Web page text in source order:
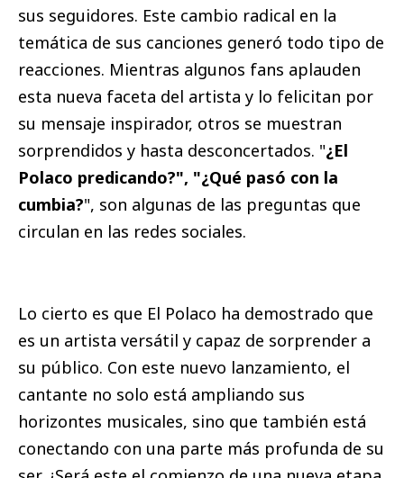
sus seguidores. Este cambio radical en la
temática de sus canciones generó todo tipo de
reacciones. Mientras algunos fans aplauden
esta nueva faceta del artista y lo felicitan por
su mensaje inspirador, otros se muestran
sorprendidos y hasta desconcertados. "¿El
Polaco predicando?", "¿Qué pasó con la
cumbia?", son algunas de las preguntas que
circulan en las redes sociales.
Lo cierto es que El Polaco ha demostrado que
es un artista versátil y capaz de sorprender a
su público. Con este nuevo lanzamiento, el
cantante no solo está ampliando sus
horizontes musicales, sino que también está
conectando con una parte más profunda de su